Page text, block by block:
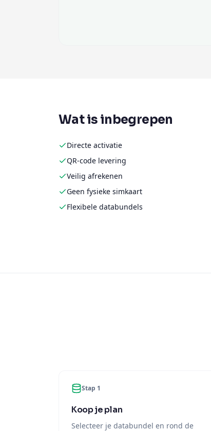
Wat is inbegrepen
Directe activatie
QR-code levering
Veilig afrekenen
Geen fysieke simkaart
Flexibele databundels
Stap 1
Koop je plan
Selecteer je databundel en rond de